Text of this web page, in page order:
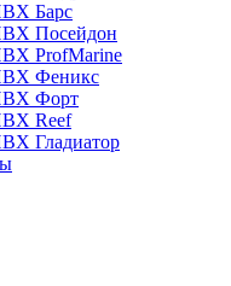
Барс
Посейдон
ProfMarine
Феникс
Форт
Reef
Гладиатор